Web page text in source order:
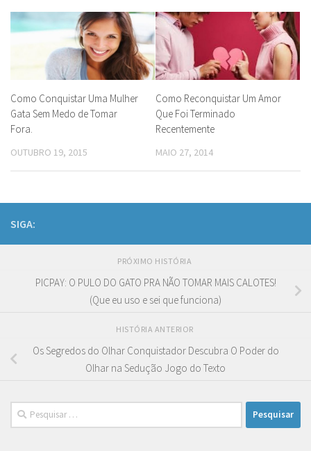
Como Conquistar Uma Mulher
Gata Sem Medo de Tomar
Fora.
OUTUBRO 19, 2015
Como Reconquistar Um Amor
Que Foi Terminado
Recentemente
MAIO 27, 2014
SIGA:
PRÓXIMO HISTÓRIA
PICPAY: O PULO DO GATO PRA NÃO TOMAR MAIS CALOTES!
(Que eu uso e sei que funciona)
HISTÓRIA ANTERIOR
Os Segredos do Olhar Conquistador Descubra O Poder do
Olhar na Sedução Jogo do Texto
Pesquisar
por: